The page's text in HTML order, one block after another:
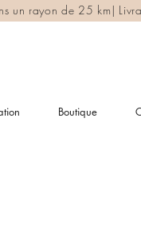
un rayon de 25 km|
Boutique